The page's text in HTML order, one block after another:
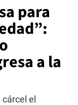
para
a la
el